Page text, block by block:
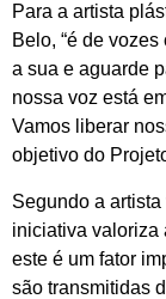
Para a artista
Belo, “é de
a sua e aguarde
nossa voz está
Vamos liberar
objetivo do
Segundo a
iniciativa valoriza
este é um fator
são transmitidas